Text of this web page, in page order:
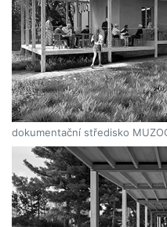
dokumentační středisko